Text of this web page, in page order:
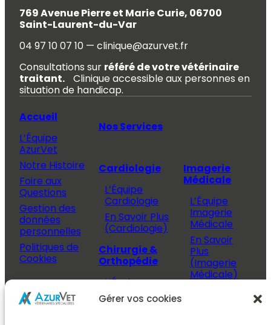
Gérer vos cookies
769 Avenue Pierre et Marie Curie, 06700
Saint-Laurent-du-Var
04 97 10 07 10 — clinique@azurvet.fr
Consultations sur référé de votre vétérinaire
traitant. Clinique accessible aux personnes en
situation de handicap.
Accueil
L’Équipe
AzurVet
Notre Histoire
Foire aux
Questions
Gestion des
données
personnelles
Politiques de
Cookies
Propriétaire
Nos Services
Cardiologie
L’Équipe
Cardiologie
En Savoir Plus
(Cardiologie)
Chirurgie &
Orthopédie
L’Équipe
Chirurgie &
Orthopédie
Imagerie
Médicale
L’Équipe
Imagerie
Médicale
En Savoir
Plus
(Imagerie
Médicale)